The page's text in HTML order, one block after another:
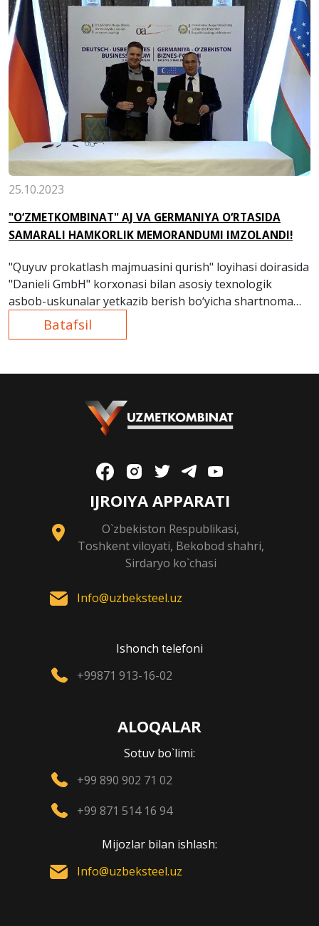
25.10.2023
"O‘ZMETKOMBINAT" AJ VA GERMANIYA O‘RTASIDA
SAMARALI HAMKORLIK MEMORANDUMI IMZOLANDI!
"Quyuv prokatlash majmuasini qurish" loyihasi doirasida
"Danieli GmbH" korxonasi bilan asosiy texnologik
asbob-uskunalar yetkazib berish bo‘yicha shartnoma
imzolangan.Batafsil
IJROIYA APPARATI
O`zbekiston Respublikasi,
Toshkent viloyati, Bekobod shahri,
Sirdaryo ko`chasi
Info@uzbeksteel.uz
Ishonch telefoni
+99871 913-16-02
ALOQALAR
Sotuv bo`limi:
+99 890 902 71 02
+99 871 514 16 94
Mijozlar bilan ishlash:
Info@uzbeksteel.uz